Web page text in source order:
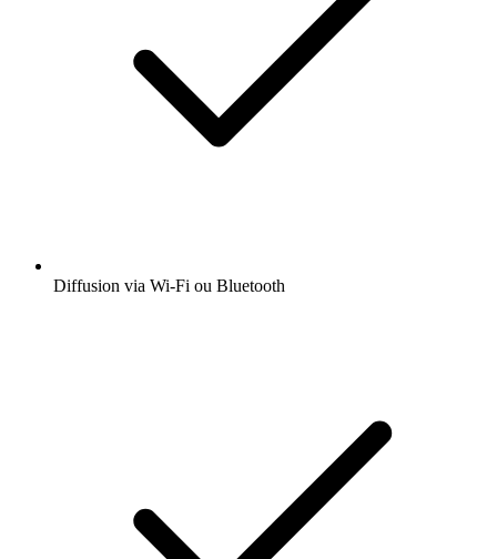
Diffusion via Wi-Fi ou Bluetooth